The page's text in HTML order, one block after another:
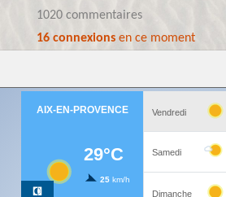
1020 commentaires
16 connexionsen ce moment